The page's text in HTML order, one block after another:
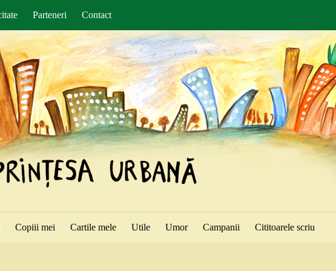
Parteneri Contact
Copiii mei Cartile mele Utile Umor Campanii Cititoarele scriu